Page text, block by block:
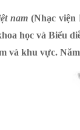
nam(Nhạc viện
học và Biểu
và khu vực.